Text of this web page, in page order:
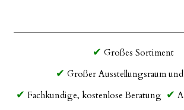
Großes Sortiment
Großer Ausstellungsraum
Fachkundige, kostenlose Beratung